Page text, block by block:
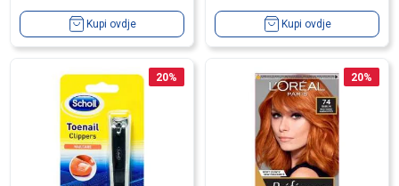
Kupi ovdje Kupi ovdje
20% 20%